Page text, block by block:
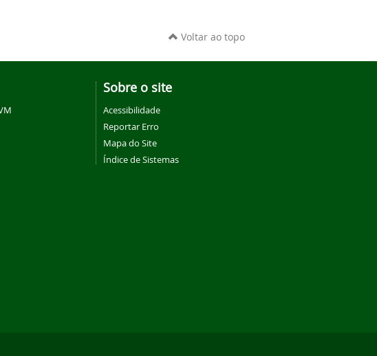
Voltar ao topo
Sobre o site
Acessibilidade
Reportar Erro
Mapa do Site
Índice de Sistemas